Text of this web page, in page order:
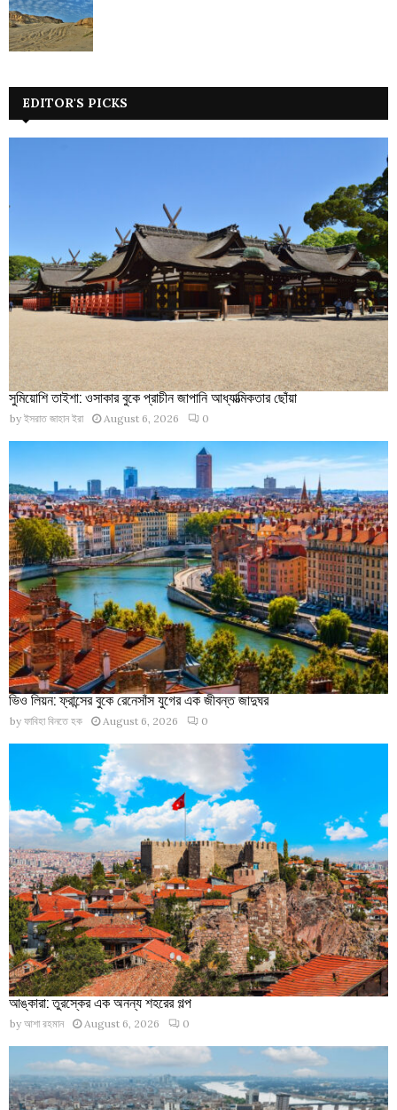
EDITOR'S PICKS
সুমিয়োশি তাইশা: ওসাকার বুকে প্রাচীন জাপানি আধ্যাত্মিকতার ছোঁয়া
by ইসরাত জাহান ইরা August 6, 2026 0
ভিও লিয়ন: ফ্রান্সের বুকে রেনেসাঁস যুগের এক জীবন্ত জাদুঘর
by ফাবিহা বিনতে হক August 6, 2026 0
আঙ্কারা: তুরস্কের এক অনন্য শহরের গল্প
by আশা রহমান August 6, 2026 0